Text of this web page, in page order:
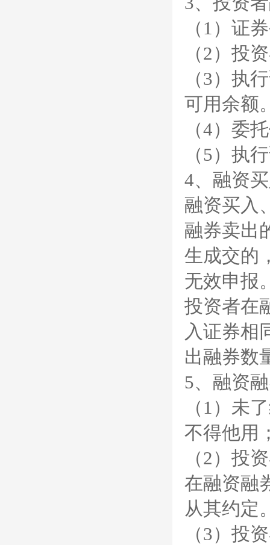
（1）证
（2）投
（3）执
可用余额
（4）委
（5）执
4、融资
融资买入
融券卖出
生成交的
无效申报
投资者在
入证券相
出融券数
5、融资
（1）未
不得他用
（2）投
在融资融
从其约定
（3）投